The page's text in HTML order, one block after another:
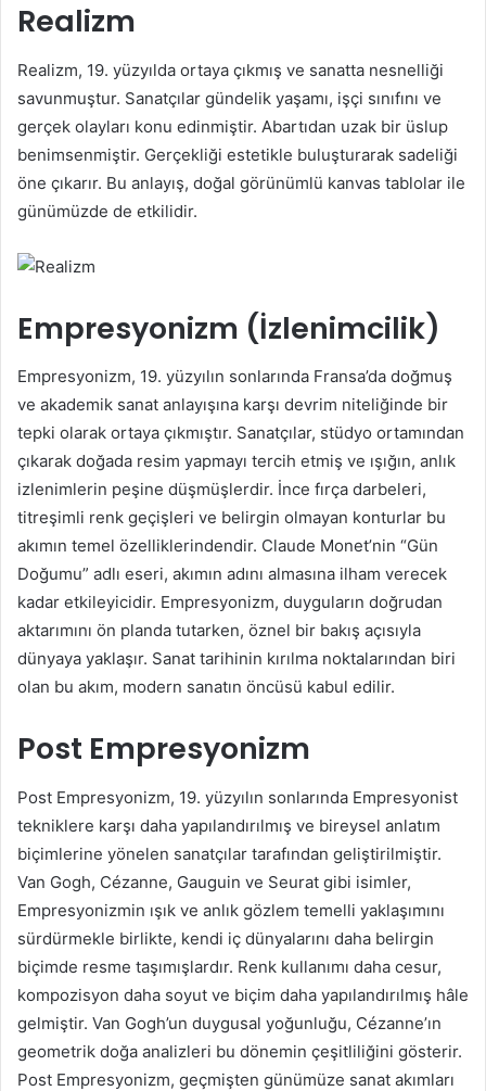
Realizm
Realizm, 19. yüzyılda ortaya çıkmış ve sanatta nesnelliği
savunmuştur. Sanatçılar gündelik yaşamı, işçi sınıfını ve
gerçek olayları konu edinmiştir. Abartıdan uzak bir üslup
benimsenmiştir. Gerçekliği estetikle buluşturarak sadeliği
öne çıkarır. Bu anlayış, doğal görünümlü kanvas tablolar ile
günümüzde de etkilidir.
Empresyonizm (İzlenimcilik)
Empresyonizm, 19. yüzyılın sonlarında Fransa’da doğmuş
ve akademik sanat anlayışına karşı devrim niteliğinde bir
tepki olarak ortaya çıkmıştır. Sanatçılar, stüdyo ortamından
çıkarak doğada resim yapmayı tercih etmiş ve ışığın, anlık
izlenimlerin peşine düşmüşlerdir. İnce fırça darbeleri,
titreşimli renk geçişleri ve belirgin olmayan konturlar bu
akımın temel özelliklerindendir. Claude Monet’nin “Gün
Doğumu” adlı eseri, akımın adını almasına ilham verecek
kadar etkileyicidir. Empresyonizm, duyguların doğrudan
aktarımını ön planda tutarken, öznel bir bakış açısıyla
dünyaya yaklaşır. Sanat tarihinin kırılma noktalarından biri
olan bu akım, modern sanatın öncüsü kabul edilir.
Post Empresyonizm
Post Empresyonizm, 19. yüzyılın sonlarında Empresyonist
tekniklere karşı daha yapılandırılmış ve bireysel anlatım
biçimlerine yönelen sanatçılar tarafından geliştirilmiştir.
Van Gogh, Cézanne, Gauguin ve Seurat gibi isimler,
Empresyonizmin ışık ve anlık gözlem temelli yaklaşımını
sürdürmekle birlikte, kendi iç dünyalarını daha belirgin
biçimde resme taşımışlardır. Renk kullanımı daha cesur,
kompozisyon daha soyut ve biçim daha yapılandırılmış hâle
gelmiştir. Van Gogh’un duygusal yoğunluğu, Cézanne’ın
geometrik doğa analizleri bu dönemin çeşitliliğini gösterir.
Post Empresyonizm, geçmişten günümüze sanat akımları